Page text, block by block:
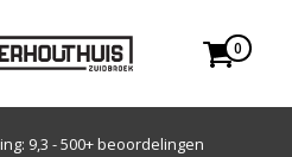
0
Achteraf betalen met Klarna